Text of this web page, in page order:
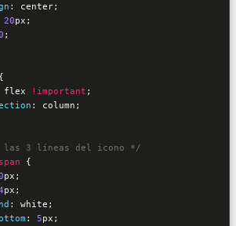
: center;
20px ;
;
{
flex !important ;
: column ;
las 3 líneas del icono */
span
{
px ;
px ;
: white ;
: 5px ;